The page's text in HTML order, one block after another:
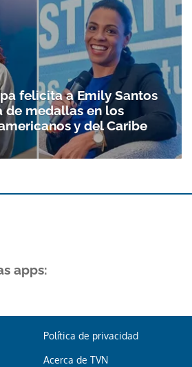
felicita a Emily Santos
de medallas en los
y del Caribe
apps:
Política de privacidad
Acerca de TVN